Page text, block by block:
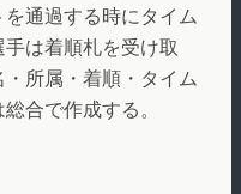
通過する時にタイム
は着順札を受け取
所属・着順・タイム
合で作成する。